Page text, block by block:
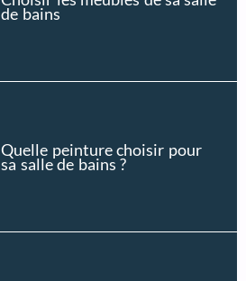
de bains
Quelle peinture choisir pour
sa salle de bains ?